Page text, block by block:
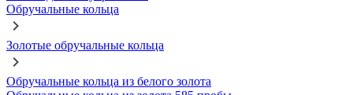
Обручальные кольца
Золотые обручальные кольца
Обручальные кольца из белого золота